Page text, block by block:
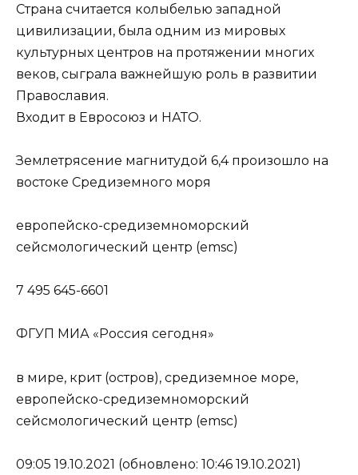
Страна считается колыбелью западной
цивилизации, была одним из мировых
культурных центров на протяжении многих
веков, сыграла важнейшую роль в развитии
Православия.
Входит в Евросоюз и НАТО.
Землетрясение магнитудой 6,4 произошло на
востоке Средиземного моря
европейско-средиземноморский
сейсмологический центр (emsc)
7 495 645-6601
ФГУП МИА «Россия сегодня»
в мире, крит (остров), средиземное море,
европейско-средиземноморский
сейсмологический центр (emsc)
09:05 19.10.2021 (обновлено: 10:46 19.10.2021)